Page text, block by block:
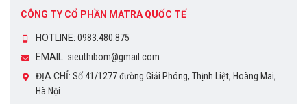
CÔNG TY CỔ PHẦN MATRA QUỐC TẾ
HOTLINE: 0983.480.875
EMAIL: sieuthibom@gmail.com
ĐỊA CHỈ: Số 41/1277 đường Giải Phóng, Thịnh Liệt, Hoàng Mai,
Hà Nội